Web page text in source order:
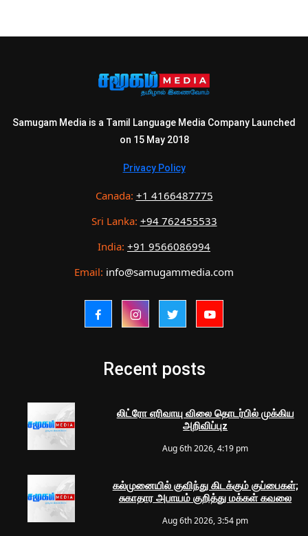
Samugam Media is a Tamil Language Media Company Launched
on 15 May 2018
Privacy Policy
Canada: +1 4166487775
Sri Lanka: +94 762455533
India: +91 9566086994
Email: info@samugammedia.com
Recent posts
லிட்ரோ எரிவாயு விலை தொடர்பில் முக்கிய
அறிவிப்புz
Aug 6th 2026, 4:19 pm
கல்முனையில் குவிந்து கிடக்கும் குப்பைகள்;
சுகாதார அபாயம் குறித்து மக்கள் கவலை
Aug 6th 2026, 3:54 pm